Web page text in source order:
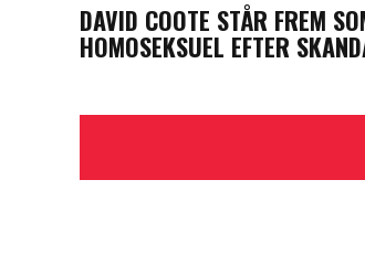
DAVID COOTE STÅR FREM
HOMOSEKSUEL EFTER